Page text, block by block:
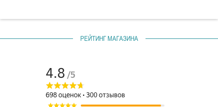
РЕЙТИНГ МАГАЗИНА